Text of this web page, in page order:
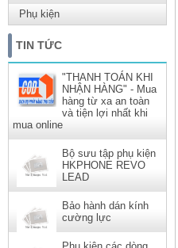
Phụ kiện
TIN TỨC
"THANH TOÁN KHI
NHẬN HÀNG" - Mua
hàng từ xa an toàn
và tiện lợi nhất khi
mua online
Bộ sưu tập phụ kiện
HKPHONE REVO
LEAD
Bảo hành dán kính
cường lực